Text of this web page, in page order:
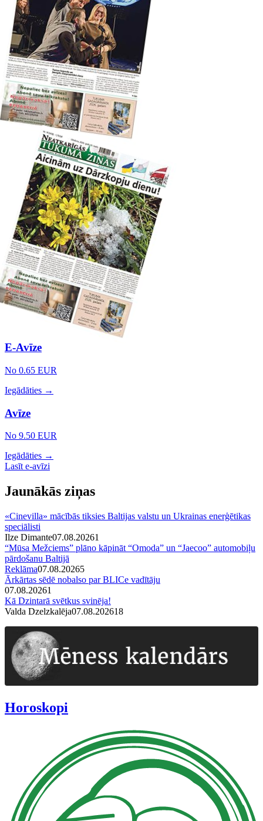
E-Avīze
No 0.65 EUR
Iegādāties →
Avīze
No 9.50 EUR
Iegādāties →
Lasīt e-avīzi
Jaunākās ziņas
«Cinevilla» mācībās tiksies Baltijas valstu un Ukrainas enerģētikas
speciālisti
Ilze Dimante07.08.20261
“Mūsa Mežciems” plāno kāpināt “Omoda” un “Jaecoo” automobiļu
pārdošanu Baltijā
Reklāma07.08.20265
Ārkārtas sēdē nobalso par BLICe vadītāju
07.08.20261
Kā Dzintarā svētkus svinēja!
Valda Dzelzkalēja07.08.202618
Horoskopi